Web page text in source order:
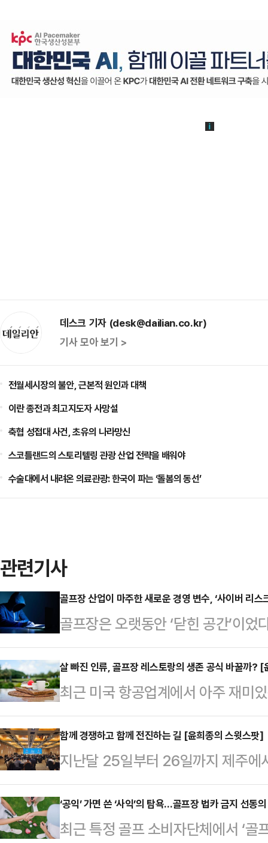
데스크 기자 (desk@dailian.co.kr)
기사 모아 보기 >
전월세시장의 불안, 근본적 원인과 대책
이란 종전과 최고지도자 사망설
축협 성접대 사건, 초유의 나라망신
스코틀랜드의 스토리텔링 관광 산업 전략을 배워야
수술대에서 내려온 의료관광: 한국이 파는 ‘돌봄의 동선’
관련기사
골프장 산업이 마주한 새로운 경영 변수, ‘사이버 리
골프장은 오랫동안 ‘닫힌 공간’이
있었고, 예약은 전화로 이뤄졌다.
운영 환경이었다. 그러나 지금의 골
제, 회원 데이터베이스, 문자 마케
스템이 운영 전반에 깊숙이 자리 잡
디지털화되고 있는데, 보안에 대한
히 따라가지 못하고 있다는 점이다
인정보가 유출된…
살 빠진 인류, 골프장 레스토랑의 생존 공식 바꿀까?
최근 미국 항공업계에서 아주 재미
가 줄어든 덕분에 비행기 연비가 향
됐다는 내용이다.이른바 ‘기적의 다
같은 다이어트약들이 사람들의 식
관없어 보이는 항공사의 성적표까
훈은 확실하다. 사람들이 먹는 방식
는 사실이다. 그리고 이 변화의 바
함께 경쟁하고 함께 전진하는 길 [윤희종의 스윗스팟]
지난달 25일부터 26일까지 제주
총회가 성공적으로 막을 내렸다. 이
최동호 회장 체제 출범 1년, 각자의
의 노고를 확인하고, 급변하는 환경
‘공익’ 가면 쓴 ‘사익’의 탐욕…골프장 법카 금지 선동
최근 특정 골프 소비자단체에서 ‘골